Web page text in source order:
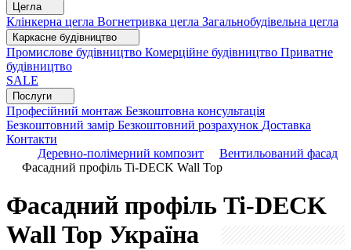
Цегла
Клінкерна цегла Вогнетривка цегла Загальнобудівельна цегла
Каркасне будівництво
Промислове будівництво Комерційне будівництво Приватне
будівництво
SALE
Послуги
Професійний монтаж Безкоштовна консультація
Безкоштовний замір Безкоштовний розрахунок Доставка
Контакти
Деревно-полімерний композит
Вентильований фасад
Фасадний профіль Ti-DECK Wall Top
Фасадний профіль Ti-DECK
Wall Top Україна